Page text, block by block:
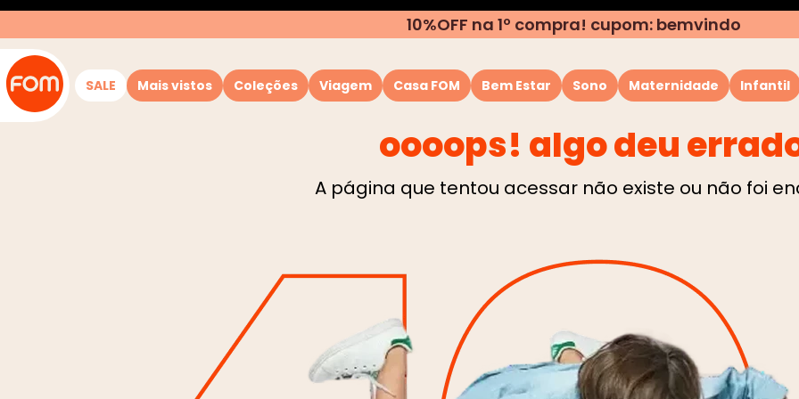
10%OFF na 1º compra! cupom: bemvindo
SALE Mais vistos Coleções Viagem Casa FOM Bem Estar Sono Maternidade Infantil
oooops! algo deu
A página que tentou acessar não existe ou não foi
TERMOS MAIS BUSCADOS
1º
almofada
2º
rolo
capa
almofada pescoço
7º
encosto
8º
amamentação